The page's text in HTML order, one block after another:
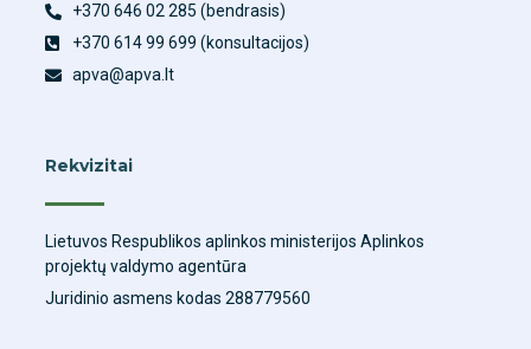
+370 646 02 285 (bendrasis)
+370 614 99 699 (konsultacijos)
apva@apva.lt
Rekvizitai
Lietuvos Respublikos aplinkos ministerijos Aplinkos
projektų valdymo agentūra
Juridinio asmens kodas 288779560